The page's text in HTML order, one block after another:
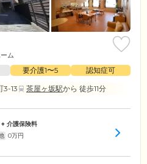
ム
要介護1〜5
認知症可
3-13
茶屋ヶ坂駅から 徒歩11分
+ 介護保険料
0万円